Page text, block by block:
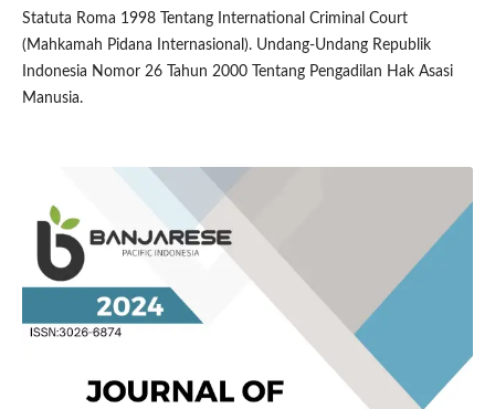
Statuta Roma 1998 Tentang International Criminal Court
(Mahkamah Pidana Internasional). Undang-Undang Republik
Indonesia Nomor 26 Tahun 2000 Tentang Pengadilan Hak Asasi
Manusia.